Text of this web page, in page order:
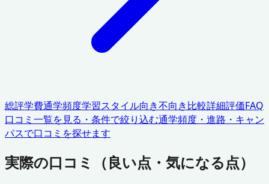
総評学費通学頻度学習スタイル向き不向き比較詳細評価FAQ
口コミ一覧を見る・条件で絞り込む通学頻度・進路・キャン
パスで口コミを探せます
実際の口コミ（良い点・気になる点）